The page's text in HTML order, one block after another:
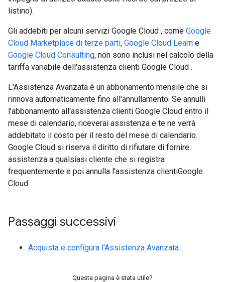
listino).
Gli addebiti per alcuni servizi Google Cloud , come Google
Cloud Marketplace di terze parti, Google Cloud Learn e
Google Cloud Consulting, non sono inclusi nel calcolo della
tariffa variabile dell'assistenza clienti Google Cloud .
L'Assistenza Avanzata è un abbonamento mensile che si
rinnova automaticamente fino all'annullamento. Se annulli
l'abbonamento all'assistenza clienti Google Cloud entro il
mese di calendario, riceverai assistenza e te ne verrà
addebitato il costo per il resto del mese di calendario.
Google Cloud si riserva il diritto di rifiutare di fornire
assistenza a qualsiasi cliente che si registra
frequentemente e poi annulla l'assistenza clientiGoogle
Cloud .
Passaggi successivi
Acquista e configura l'Assistenza Avanzata.
Questa pagina è stata utile?